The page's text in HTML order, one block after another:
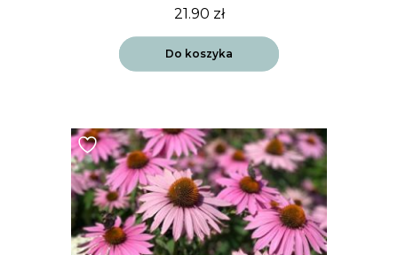
21.90 zł
Do koszyka